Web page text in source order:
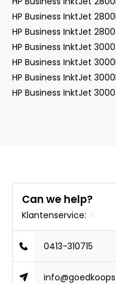
HP Business InktJet
HP Business InktJet
HP Business InktJet 3000
HP Business InktJet
HP Business InktJet
HP Business InktJet
Can we help?
Klantenservice:
0413-310715